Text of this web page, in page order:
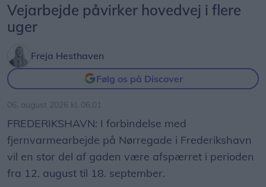
Vejarbejde påvirker hovedvej i flere
uger
Freja Hesthaven
Følg os på Discover
06. august 2026 kl. 06.01
FREDERIKSHAVN: I forbindelse med
fjernvarmearbejde på Nørregade i Frederikshavn
vil en stor del af gaden være afspærret i perioden
fra 12. august til 18. september.